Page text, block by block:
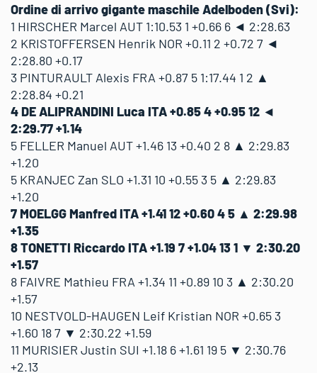
Ordine di arrivo gigante maschile Adelboden (Svi):
1 HIRSCHER Marcel AUT 1:10.53 1 +0.66 6 ◄ 2:28.63
2 KRISTOFFERSEN Henrik NOR +0.11 2 +0.72 7 ◄
2:28.80 +0.17
3 PINTURAULT Alexis FRA +0.87 5 1:17.44 1 2 ▲
2:28.84 +0.21
4 DE ALIPRANDINI Luca ITA +0.85 4 +0.95 12 ◄
2:29.77 +1.14
5 FELLER Manuel AUT +1.46 13 +0.40 2 8 ▲ 2:29.83
+1.20
5 KRANJEC Zan SLO +1.31 10 +0.55 3 5 ▲ 2:29.83
+1.20
7 MOELGG Manfred ITA +1.41 12 +0.60 4 5 ▲ 2:29.98
+1.35
8 TONETTI Riccardo ITA +1.19 7 +1.04 13 1 ▼ 2:30.20
+1.57
8 FAIVRE Mathieu FRA +1.34 11 +0.89 10 3 ▲ 2:30.20
+1.57
10 NESTVOLD-HAUGEN Leif Kristian NOR +0.65 3
+1.60 18 7 ▼ 2:30.22 +1.59
11 MURISIER Justin SUI +1.18 6 +1.61 19 5 ▼ 2:30.76
+2.13